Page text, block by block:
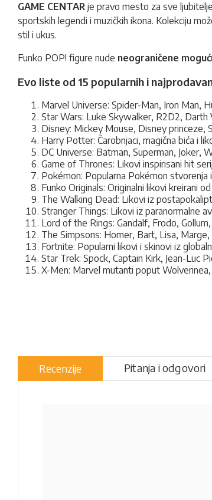
GAME CENTAR je pravo mesto za sve
sportskih legendi i muzičkih ikona. Kolekciju
stil i ukus.
Funko POP! figure nude neograničene
Evo liste od 15 popularnih i
Marvel Universe: Spider-Man, Iron Man,
Star Wars: Luke Skywalker, R2D2, Darth
Disney: Mickey Mouse, Disney princeze,
Harry Potter: Čarobnjaci, magična bića i
DC Universe: Batman, Superman, Joker,
Game of Thrones: Likovi inspirisani hit
Pokémon: Popularna Pokémon stvorenja
Funko Originals: Originalni likovi kreirani
The Walking Dead: Likovi iz
Stranger Things: Likovi iz paranormalne
Lord of the Rings: Gandalf, Frodo,
The Simpsons: Homer, Bart, Lisa,
Fortnite: Popularni likovi i skinovi iz
Star Trek: Spock, Captain Kirk, Jean-Luc
X-Men: Marvel mutanti poput
Recenzije Pitanja i odgovori